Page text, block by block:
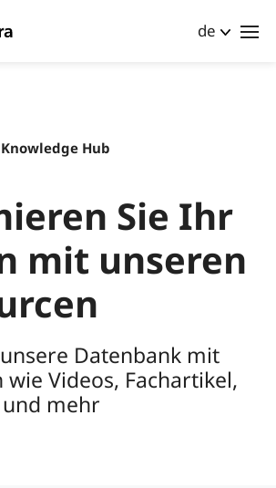
de
Knowledge Hub
Sie Ihr
mit unseren
Datenbank mit
wie Videos, Fachartikel,
mehr